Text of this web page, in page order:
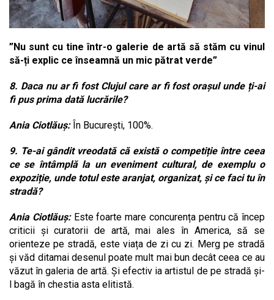
”Nu sunt cu tine într-o galerie de artă să stăm cu vinul
să-ți explic ce înseamnă un mic pătrat verde”
8. Daca nu ar fi fost Clujul care ar fi fost orașul unde ți-ai
fi pus prima dată lucrările?
Ania Ciotlăuș: În București, 100%.
9. Te-ai gândit vreodată că există o competiție între ceea
ce se întâmplă la un eveniment cultural, de exemplu o
expoziție, unde totul este aranjat, organizat, și ce faci tu în
stradă?
Ania Ciotlăuș: Este foarte mare concurența pentru că încep
criticii și curatorii de artă, mai ales în America, să se
orienteze pe stradă, este viața de zi cu zi. Merg pe stradă
și văd ditamai desenul poate mult mai bun decât ceea ce au
văzut în galeria de artă. Și efectiv ia artistul de pe stradă și-
l bagă în chestia asta elitistă.